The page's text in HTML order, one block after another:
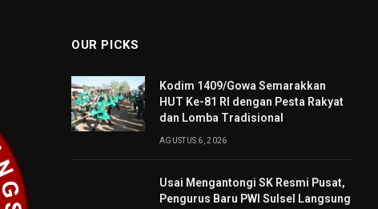
OUR PICKS
Kodim 1409/Gowa Semarakkan
HUT Ke-81 RI dengan Pesta Rakyat
dan Lomba Tradisional
AGUSTUS 6, 2026
Usai Mengantongi SK Resmi Pusat,
Pengurus Baru PWI Sulsel Langsung